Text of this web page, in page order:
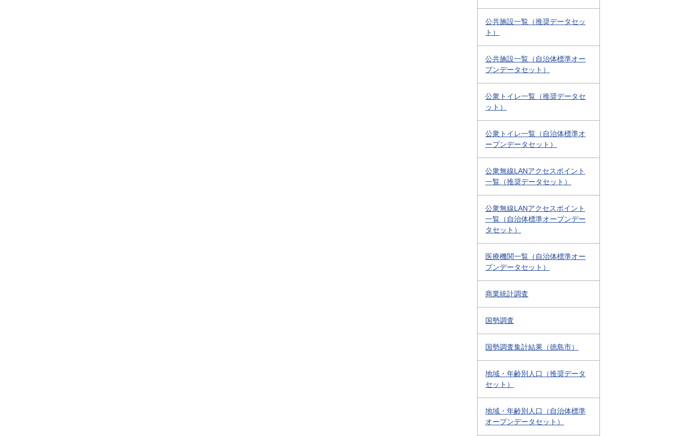
公共施設一覧（推奨データセッ
ト）
公共施設一覧（自治体標準オー
プンデータセット）
公衆トイレ一覧（推奨データセ
ット）
公衆トイレ一覧（自治体標準オ
ープンデータセット）
公衆無線LANアクセスポイント
一覧（推奨データセット）
公衆無線LANアクセスポイント
一覧（自治体標準オープンデー
タセット）
医療機関一覧（自治体標準オー
プンデータセット）
商業統計調査
国勢調査
国勢調査集計結果（徳島市）
地域・年齢別人口（推奨データ
セット）
地域・年齢別人口（自治体標準
オープンデータセット）